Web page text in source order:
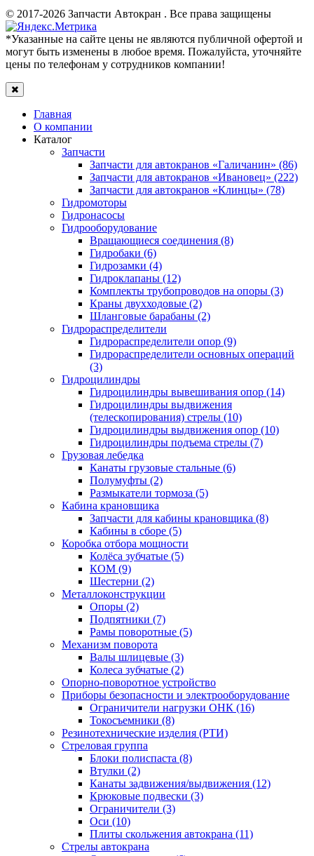
© 2017-2026 Запчасти Автокран . Все права защищены
*Указанные на сайте цены не являются публичной офертой и
могут быть изменены в любое время. Пожалуйста, уточняйте
цены по телефонам у сотрудников компании!
Главная
О компании
Каталог
Запчасти
Запчасти для автокранов «Галичанин» (86)
Запчасти для автокранов «Ивановец» (222)
Запчасти для автокранов «Клинцы» (78)
Гидромоторы
Гидронасосы
Гидрооборудование
Вращающиеся соединения (8)
Гидробаки (6)
Гидрозамки (4)
Гидроклапаны (12)
Комплекты трубопроводов на опоры (3)
Краны двухходовые (2)
Шланговые барабаны (2)
Гидрораспределители
Гидрораспределители опор (9)
Гидрораспределители основных операций
(3)
Гидроцилиндры
Гидроцилиндры вывешивания опор (14)
Гидроцилиндры выдвижения
(телескопирования) стрелы (10)
Гидроцилиндры выдвижения опор (10)
Гидроцилиндры подъема стрелы (7)
Грузовая лебедка
Канаты грузовые стальные (6)
Полумуфты (2)
Размыкатели тормоза (5)
Кабина крановщика
Запчасти для кабины крановщика (8)
Кабины в сборе (5)
Коробка отбора мощности
Колёса зубчатые (5)
КОМ (9)
Шестерни (2)
Металлоконструкции
Опоры (2)
Подпятники (7)
Рамы поворотные (5)
Механизм поворота
Валы шлицевые (3)
Колеса зубчатые (2)
Опорно-поворотное устройство
Приборы безопасности и электрооборудование
Ограничители нагрузки ОНК (16)
Токосъемники (8)
Резинотехнические изделия (РТИ)
Стреловая группа
Блоки полиспаста (8)
Втулки (2)
Канаты задвижения/выдвижения (12)
Крюковые подвески (3)
Ограничители (3)
Оси (10)
Плиты скольжения автокрана (11)
Стрелы автокрана